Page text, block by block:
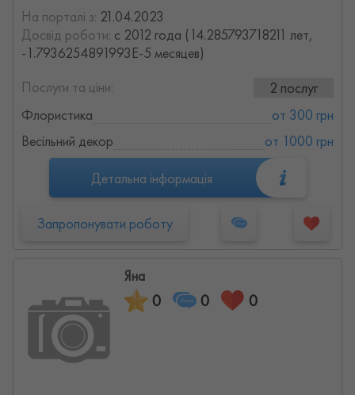
На порталі з: 21.04.2023
Досвід роботи: с 2012 года (14.285793718211 лет,
-1.7936254891993E-5 месяцев)
Послуги та ціни:
2 послуг
Флористика
от 300 грн
Весільний декор
от 1000 грн
Детальна інформація
Запропонувати роботу
Яна
0 0 0